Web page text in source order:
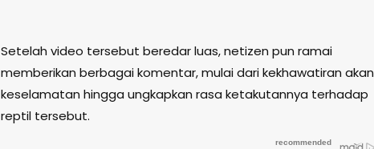
Setelah video tersebut beredar luas, netizen pun ramai
memberikan berbagai komentar, mulai dari kekhawatiran akan
keselamatan hingga ungkapkan rasa ketakutannya terhadap
reptil tersebut.